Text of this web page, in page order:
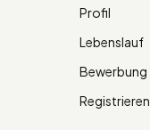
Profil
Lebenslauf
Bewerbung
Registrieren